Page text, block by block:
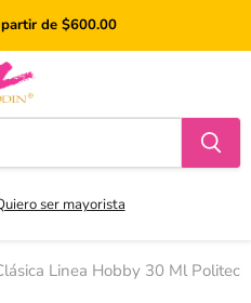
de $600.00
ser mayorista
Linea Hobby 30 Ml Politec